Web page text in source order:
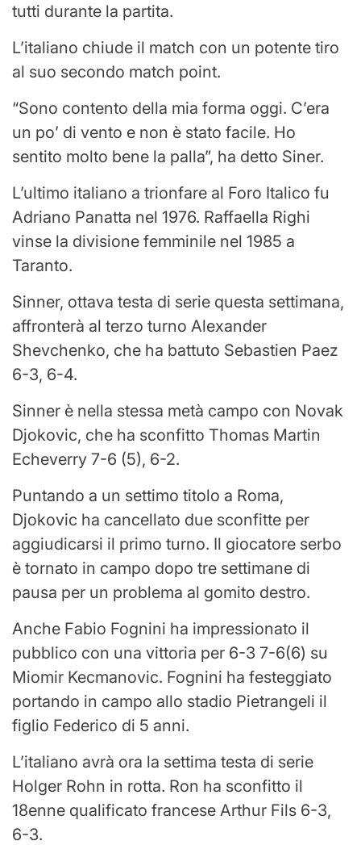
tutti durante la partita.
L’italiano chiude il match con un potente tiro
al suo secondo match point.
“Sono contento della mia forma oggi. C’era
un po’ di vento e non è stato facile. Ho
sentito molto bene la palla”, ha detto Siner.
L’ultimo italiano a trionfare al Foro Italico fu
Adriano Panatta nel 1976. Raffaella Righi
vinse la divisione femminile nel 1985 a
Taranto.
Sinner, ottava testa di serie questa settimana,
affronterà al terzo turno Alexander
Shevchenko, che ha battuto Sebastien Paez
6-3, 6-4.
Sinner è nella stessa metà campo con Novak
Djokovic, che ha sconfitto Thomas Martin
Echeverry 7-6 (5), 6-2.
Puntando a un settimo titolo a Roma,
Djokovic ha cancellato due sconfitte per
aggiudicarsi il primo turno. Il giocatore serbo
è tornato in campo dopo tre settimane di
pausa per un problema al gomito destro.
Anche Fabio Fognini ha impressionato il
pubblico con una vittoria per 6-3 7-6(6) su
Miomir Kecmanovic. Fognini ha festeggiato
portando in campo allo stadio Pietrangeli il
figlio Federico di 5 anni.
L’italiano avrà ora la settima testa di serie
Holger Rohn in rotta. Ron ha sconfitto il
18enne qualificato francese Arthur Fils 6-3,
6-3.